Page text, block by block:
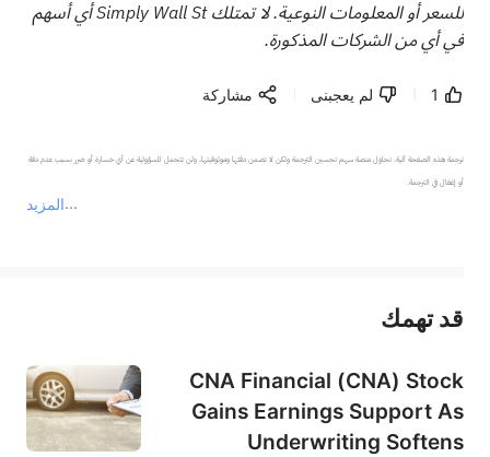
للسعر أو المعلومات النوعية. لا تمتلك Simply Wall St أي أسهم
في أي من الشركات المذكورة.
1 لم يعجبنى مشاركة
المزيد
ترجمة هذه الصفحة آلية. تحاول منصة سهم تحسين الترجمة ولكن لا تضمن دقتها وموثوقيتها، ولن تتحمل المسؤولية عن أي خسارة أو ضرر بسبب عدم دقة
أو إغفال في الترجمة.
عند الضرورة، يرجى استشارة مستشار استثمار محترف. لا تقدم منصة سهم أي مشورة استثمارية، ولا تقدم أي التزامات أو ضمانات.
قد تهمك
CNA Financial (CNA) Stock
Gains Earnings Support As
Underwriting Softens